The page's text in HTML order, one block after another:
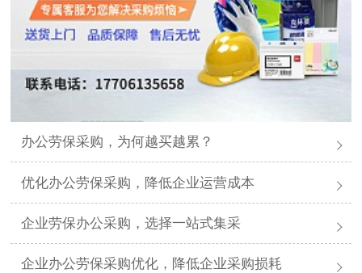
办公劳保采购，为何越买越累？
优化办公劳保采购，降低企业运营成本
企业劳保办公采购，选择一站式集采
企业办公劳保采购优化，降低企业采购损耗